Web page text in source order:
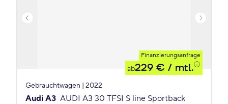
Finanzierungsanfrage
ab229 € / mtl.
Gebrauchtwagen | 2022
Audi A3 AUDI A3 30 TFSI S line Sportback